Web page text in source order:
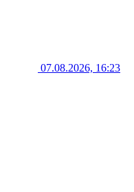
07.08.2026, 16:23